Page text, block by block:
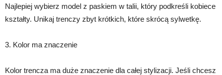
Najlepiej wybierz model z paskiem w talii, który podkreśli kobiece
kształty. Unikaj trenczy zbyt krótkich, które skrócą sylwetkę.
3. Kolor ma znaczenie
Kolor trencza ma duże znaczenie dla całej stylizacji. Jeśli chcesz